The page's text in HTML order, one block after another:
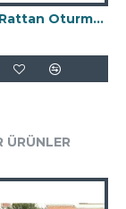
AVL 3006 Rattan Oturma Grubu
ÜRÜNLER